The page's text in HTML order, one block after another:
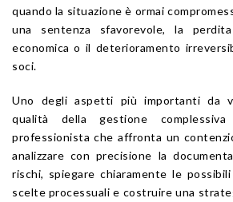
quando la situazione è ormai
una sentenza sfavorevole, la
economica o il deterioramento
soci.
Uno degli aspetti più importanti da
qualità della gestione
professionista che affronta un
analizzare con precisione la
rischi, spiegare chiaramente le
scelte processuali e costruire una